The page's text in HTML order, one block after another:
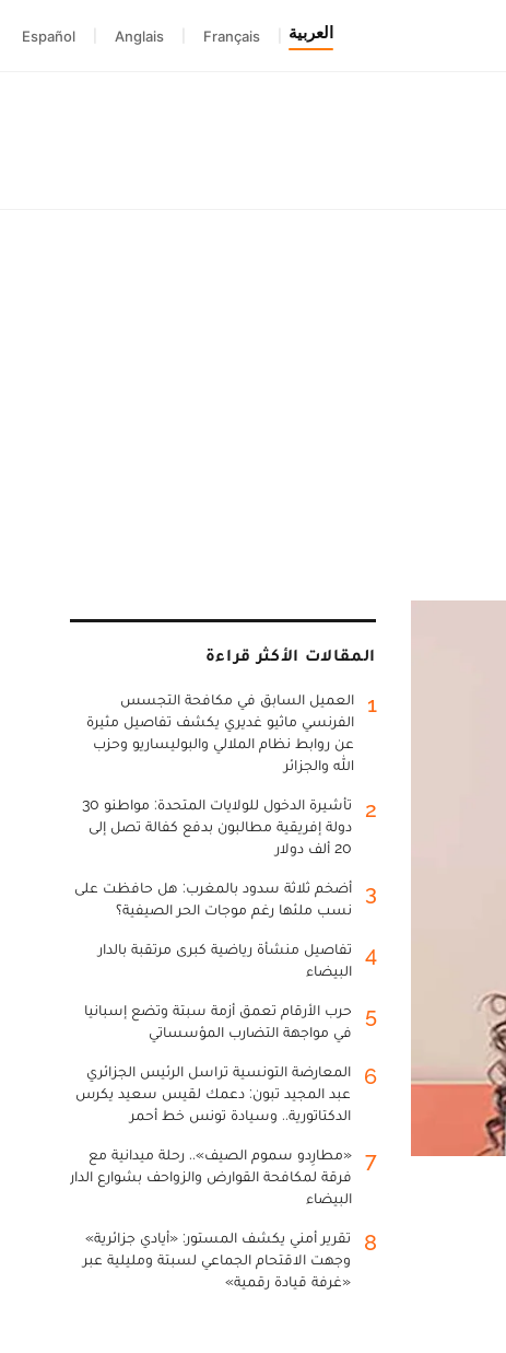
العربية Français
Anglais
Español
المقالات الأكثر قراءة
1
العميل السابق في مكافحة التجسس
الفرنسي ماثيو غديري يكشف تفاصيل مثيرة
عن روابط نظام الملالي والبوليساريو وحزب
الله والجزائر
2
تأشيرة الدخول للولايات المتحدة: مواطنو 30
دولة إفريقية مطالبون بدفع كفالة تصل إلى
20 ألف دولار
3
أضخم ثلاثة سدود بالمغرب: هل حافظت على
نسب ملئها رغم موجات الحر الصيفية؟
4
تفاصيل منشأة رياضية كبرى مرتقبة بالدار
البيضاء
5
حرب الأرقام تعمق أزمة سبتة وتضع إسبانيا
في مواجهة التضارب المؤسساتي
6
المعارضة التونسية تراسل الرئيس الجزائري
عبد المجيد تبون: دعمك لقيس سعيد يكرس
الدكتاتورية.. وسيادة تونس خط أحمر
7
«مطارِدو سموم الصيف».. رحلة ميدانية مع
فرقة لمكافحة القوارض والزواحف بشوارع الدار
البيضاء
8
تقرير أمني يكشف المستور: «أيادي جزائرية»
وجهت الاقتحام الجماعي لسبتة ومليلية عبر
«غرفة قيادة رقمية»